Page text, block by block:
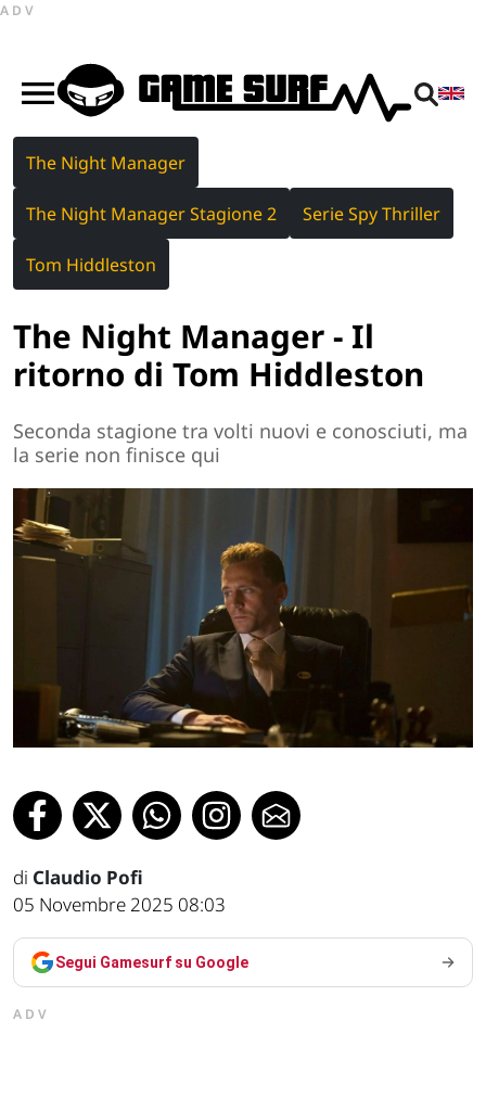
ADV
The Night Manager
The Night Manager Stagione 2 Serie Spy Thriller
Tom Hiddleston
The Night Manager - Il
ritorno di Tom Hiddleston
Seconda stagione tra volti nuovi e conosciuti, ma
la serie non finisce qui
di Claudio Pofi
05 Novembre 2025 08:03
Segui Gamesurf su Google
ADV